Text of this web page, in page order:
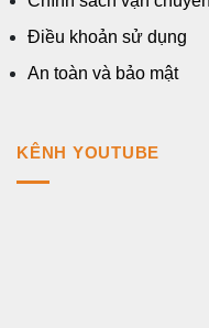
Điều khoản sử dụng
An toàn và bảo mật
KÊNH YOUTUBE